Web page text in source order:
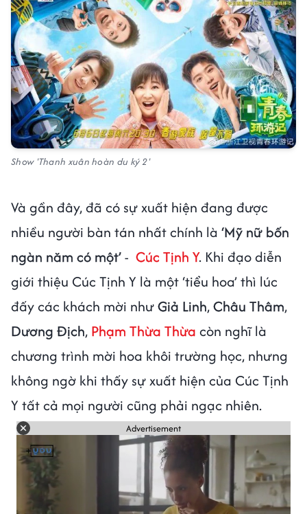
Show 'Thanh xuân hoàn du ký 2'
Và gần đây, đã có sự xuất hiện đang được
nhiều người bàn tán nhất chính là ‘Mỹ nữ bốn
ngàn năm có một’- Cúc Tịnh Y. Khi đạo diễn
giới thiệu Cúc Tịnh Y là một ‘tiểu hoa’ thì lúc
đấy các khách mời nhưGiả Linh,Châu Thâm,
Dương Địch, Phạm Thừa Thừa còn nghĩ là
chương trình mời hoa khôi trường học, nhưng
không ngờ khi thấy sự xuất hiện của Cúc Tịnh
Y tất cả mọi người cũng phải ngạc nhiên.
Advertisement